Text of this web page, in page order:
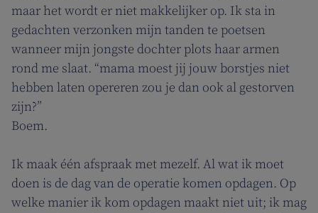
maar het wordt er niet makkelijker op. Ik sta in
gedachten verzonken mijn tanden te poetsen
wanneer mijn jongste dochter plots haar armen
rond me slaat. “mama moest jij jouw borstjes niet
hebben laten opereren zou je dan ook al gestorven
zijn?”
Boem.
Ik maak één afspraak met mezelf. Al wat ik moet
doen is de dag van de operatie komen opdagen. Op
welke manier ik kom opdagen maakt niet uit; ik mag